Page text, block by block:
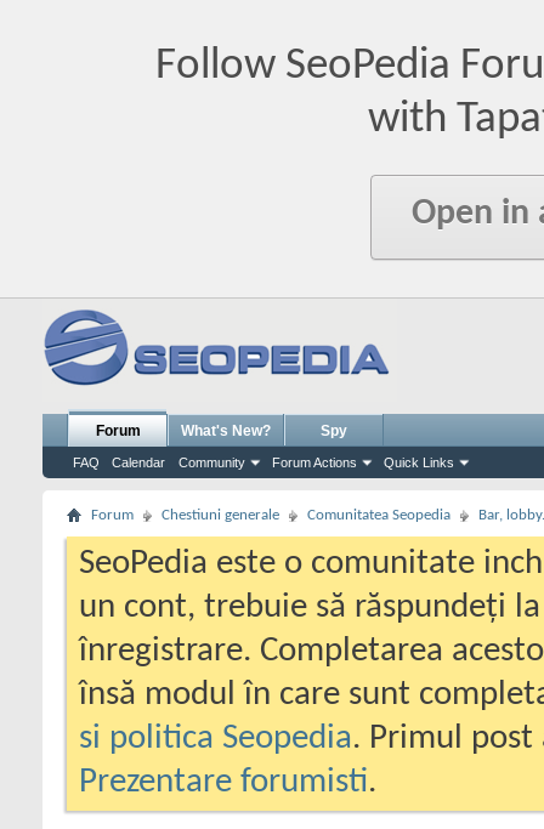
Follow SeoPedia
with
Open in
Forum
FAQ Calendar Community Forum Actions Quick Links
What's New? Spy
Forum Chestiuni generale Comunitatea Seopedia Bar,
SeoPedia este o comunitate
un cont, trebuie să răspundeți
înregistrare. Completarea
însă modul în care sunt
si politica Seopedia. Primul
Prezentare forumisti.